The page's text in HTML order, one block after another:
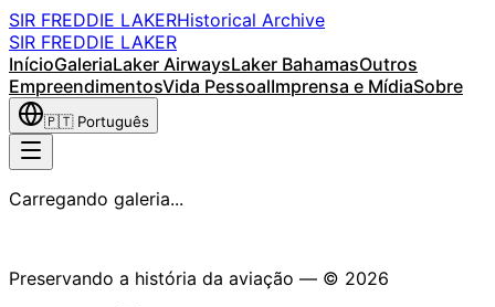
SIR FREDDIE LAKERHistorical Archive
SIR FREDDIE LAKER
InícioGaleriaLaker AirwaysLaker BahamasOutros
EmpreendimentosVida PessoalImprensa e MídiaSobre
🇵🇹 Português
Carregando galeria...
Preservando a história da aviação — © 2026